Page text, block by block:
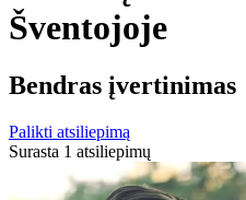
Šventojoje
Bendras įvertinimas
Palikti atsiliepimą
Surasta 1 atsiliepimų